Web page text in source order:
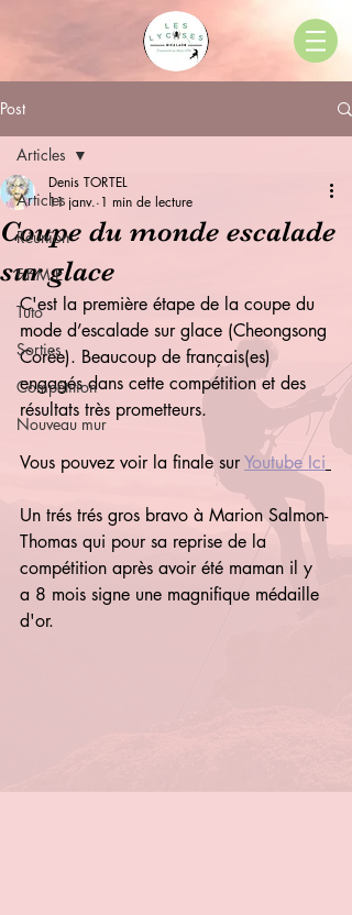
Post
Articles
Réunion
F.F.M.E
Tuto
Sorties
Compétition
Nouveau mur
Articles
Coupe du monde escalade
sur glace
Denis TORTEL
11 janv. 1 min de lecture
C'est la première étape de la coupe du
mode d’escalade sur glace (Cheongsong
Corée). Beaucoup de français(es)
engagés dans cette compétition et des
résultats très prometteurs.
Vous pouvez voir la finale sur Youtube Ici
Un trés trés gros bravo à Marion Salmon-
Thomas qui pour sa reprise de la
compétition après avoir été maman il y
a 8 mois signe une magnifique médaille
d'or.